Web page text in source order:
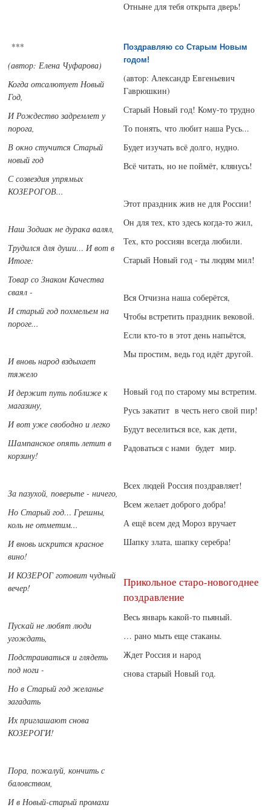
Отныне для тебя открыта дверь!
***
(автор: Елена Чуфарова)
Когда отсалютует Новый
Год,
И Рождество задремлет у
порога,
В окно стучится Старый
новый год
С созвездия упрямых
КОЗЕРОГОВ...
Наш Зодиак не дурака валял,
Трудился для души… И вот в
Итоге:
Товар со Знаком Качества
сваял -
И старый год похмельем на
пороге...
И вновь народ вздыхает
тяжело
И держит путь поближе к
магазину,
И вот уже свободно и легко
Шампанское опять летит в
корзину!
За пазухой, поверьте - ничего,
Но Старый год… Грешны,
коль не отметим...
И вновь искрится красное
вино!
И КОЗЕРОГ готовит чудный
вечер!
Пускай не любят люди
угождать,
Подстраиваться и глядеть
под ноги -
Но в Старый год желанье
загадать
Их приглашают снова
КОЗЕРОГИ!
Пора, пожалуй, кончить с
баловством,
И в Новый-старый промахи
Поздравляю со Старым Новым
годом!
(автор: Александр Евгеньевич
Гаврюшкин)
Старый Новый год! Кому-то трудно
То понять, что любит наша Русь...
Будет изучать всё долго, нудно.
Всё читать, но не поймёт, клянусь!
Этот праздник жив не для России!
Он для тех, кто здесь когда-то жил,
Тех, кто россиян всегда любили.
Старый Новый год - ты людям мил!
Вся Отчизна наша соберётся,
Чтобы встретить праздник вековой.
Если кто-то в этот день напьётся,
Мы простим, ведь год идёт другой.
Новый год по старому мы встретим.
Русь закатит в честь него свой пир!
Будут веселиться все, как дети,
Радоваться с нами будет мир.
Всех людей Россия поздравляет!
Всем желает доброго добра!
А ещё всем дед Мороз вручает
Шапку злата, шапку серебра!
Прикольное старо-новогоднее
поздравление
Весь январь какой-то пьяный.
… рано мыть еще стаканы.
Ждет Россия и народ
снова старый Новый год.